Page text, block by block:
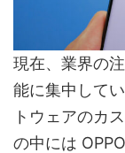
現在、業界の
能に集中して
トウェアのカ
の中には